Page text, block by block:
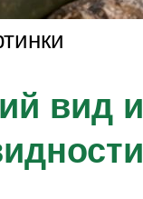
вид и